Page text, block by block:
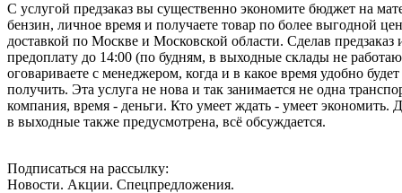
С услугой предзаказ вы существенно экономите бюджет на
бензин, личное время и получаете товар по более выгодной
доставкой по Москве и Московской области. Сделав предзаказ
предоплату до 14:00 (по будням, в выходные склады не
оговариваете с менеджером, когда и в какое время удобно будет
получить. Эта услуга не нова и так занимается не одна
компания, время - деньги. Кто умеет ждать - умеет экономить.
в выходные также предусмотрена, всё обсуждается.
Подписаться на рассылку:
Новости. Акции. Спецпредложения.